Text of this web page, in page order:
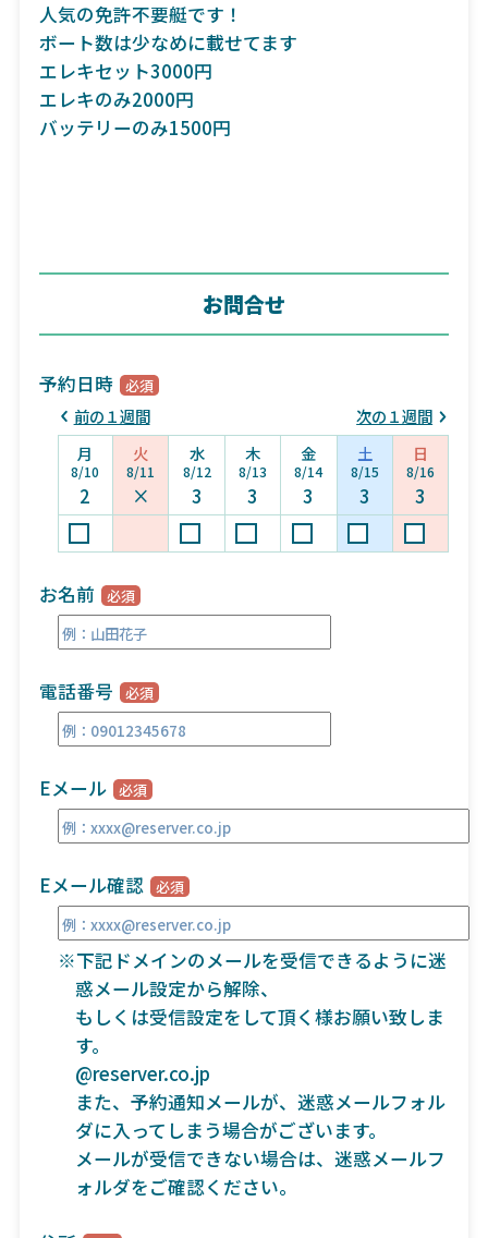
人気の免許不要艇です！
ボート数は少なめに載せてます
エレキセット3000円
エレキのみ2000円
バッテリーのみ1500円
お問合せ
予約日時
前の１週間
次の１週間
月
8/10
2
火
8/11
×
水
8/12
3
木
8/13
3
金
8/14
3
土
8/15
3
日
8/16
3
お名前
電話番号
Eメール
Eメール確認
※下記ドメインのメールを受信できるように迷
惑メール設定から解除、
もしくは受信設定をして頂く様お願い致しま
す。
@reserver.co.jp
また、予約通知メールが、迷惑メールフォル
ダに入ってしまう場合がございます。
メールが受信できない場合は、迷惑メールフ
ォルダをご確認ください。